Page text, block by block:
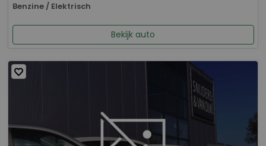
Benzine / Elektrisch
Bekijk auto